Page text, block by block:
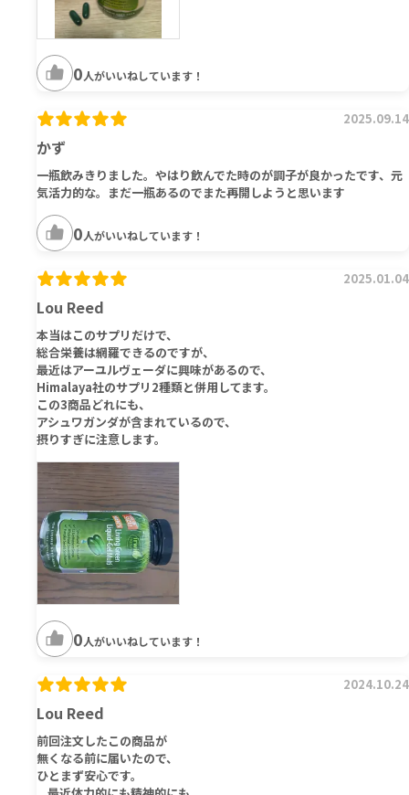
0人がいいねしています！
かず
2025.09.14
一瓶飲みきりました。やはり飲んでた時のが調子が良かったです、元
気活力的な。まだ一瓶あるのでまた再開しようと思います
0人がいいねしています！
Lou Reed
2025.01.04
本当はこのサプリだけで、
総合栄養は網羅できるのですが、
最近はアーユルヴェーダに興味があるので、
Himalaya社のサプリ2種類と併用してます。
この3商品どれにも、
アシュワガンダが含まれているので、
摂りすぎに注意します。
0人がいいねしています！
Lou Reed
2024.10.24
前回注文したこの商品が
無くなる前に届いたので、
ひとまず安心です。